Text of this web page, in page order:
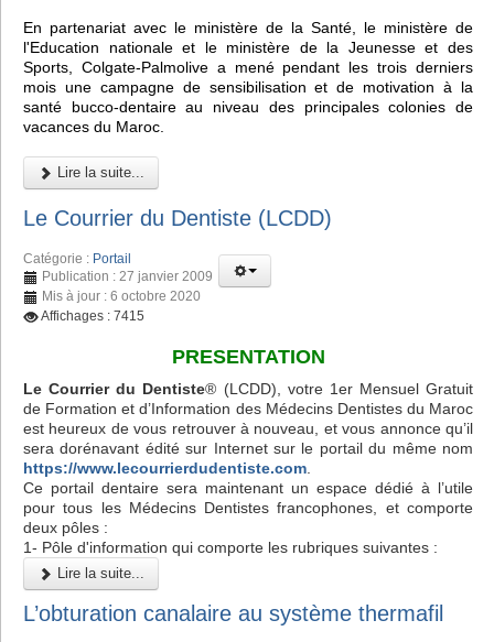
En partenariat avec le ministère de la Santé, le ministère de
l'Education nationale et le ministère de la Jeunesse et des
Sports, Colgate-Palmolive a mené pendant les trois derniers
mois une campagne de sensibilisation et de motivation à la
santé bucco-dentaire au niveau des principales colonies de
vacances du Maroc.
Lire la suite...
Le Courrier du Dentiste (LCDD)
Catégorie : Portail
Publication : 27 janvier 2009
Mis à jour : 6 octobre 2020
Affichages : 7415
PRESENTATION
Le Courrier du Dentiste® (LCDD), votre 1er Mensuel Gratuit
de Formation et d’Information des Médecins Dentistes du Maroc
est heureux de vous retrouver à nouveau, et vous annonce qu’il
sera dorénavant édité sur Internet sur le portail du même nom
https://www.lecourrierdudentiste.com
Ce portail dentaire sera maintenant un espace dédié à l’utile
pour tous les Médecins Dentistes francophones, et comporte
deux pôles :
1- Pôle d'information qui comporte les rubriques suivantes :
Lire la suite...
L’obturation canalaire au système thermafil